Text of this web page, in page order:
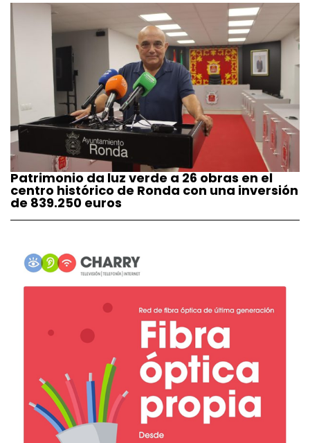
Patrimonio da luz verde a 26 obras en el
centro histórico de Ronda con una inversión
de 839.250 euros